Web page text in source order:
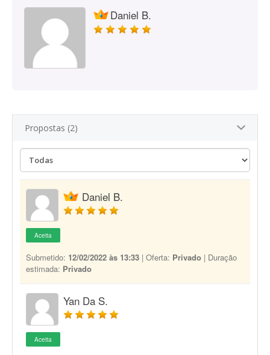
Daniel B.
Propostas (2)
Daniel B.
Aceita
Submetido: 12/02/2022 às 13:33 | Oferta: Privado | Duração
estimada: Privado
Yan Da S.
Aceita